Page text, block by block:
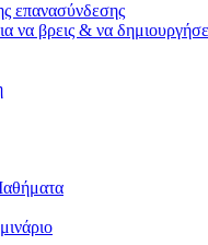
επανασύνδεσης
να βρεις & να